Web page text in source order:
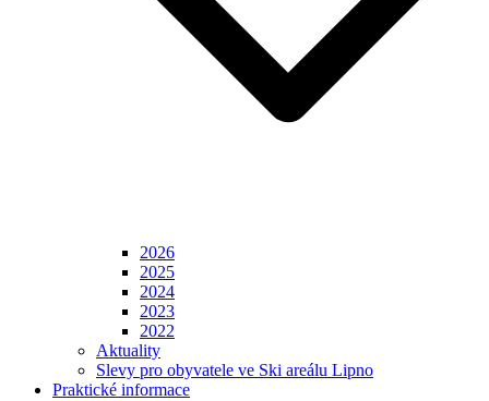
2026
2025
2024
2023
2022
Aktuality
Slevy pro obyvatele ve Ski areálu Lipno
Praktické informace